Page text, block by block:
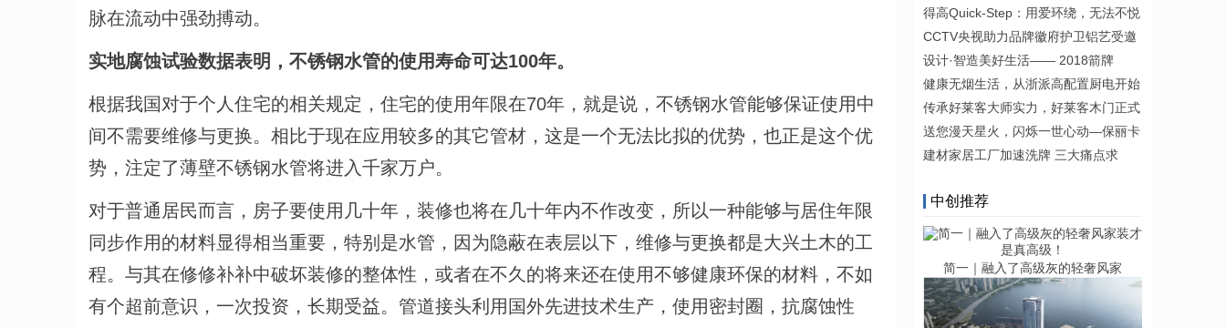
脉在流动中强劲搏动。
实地腐蚀试验数据表明，不锈钢水管的使用寿命可达100年。
根据我国对于个人住宅的相关规定，住宅的使用年限在70年，就是说，不锈钢水管能够保证使用中
间不需要维修与更换。相比于现在应用较多的其它管材，这是一个无法比拟的优势，也正是这个优
势，注定了薄壁不锈钢水管将进入千家万户。
对于普通居民而言，房子要使用几十年，装修也将在几十年内不作改变，所以一种能够与居住年限
同步作用的材料显得相当重要，特别是水管，因为隐蔽在表层以下，维修与更换都是大兴土木的工
程。与其在修修补补中破坏装修的整体性，或者在不久的将来还在使用不够健康环保的材料，不如
有个超前意识，一次投资，长期受益。管道接头利用国外先进技术生产，使用密封圈，抗腐蚀性
得高Quick-Step：用爱环绕，无法不悦
CCTV央视助力品牌徽府护卫铝艺受邀
设计·智造美好生活—— 2018箭牌
健康无烟生活，从浙派高配置厨电开始
传承好莱客大师实力，好莱客木门正式
送您漫天星火，闪烁一世心动―保丽卡
建材家居工厂加速洗牌 三大痛点求
中创推荐
简一｜融入了高级灰的轻奢风家